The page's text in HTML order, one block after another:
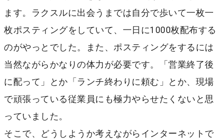
ます。ラクスルに出会うまでは自分で歩いて一枚一
枚ポスティングをしていて、一日に1000枚配布する
のがやっとでした。また、ポスティングをするには
当然ながらかなりの体力が必要です。「営業終了後
に配って」とか「ランチ終わりに頼む」とか、現場
で頑張っている従業員にも極力やらせたくないと思
っていました。
そこで、どうしようか考えながらインターネットで